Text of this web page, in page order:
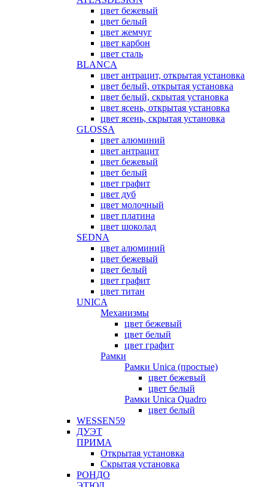
цвет бежевый
цвет белый
цвет жемчуг
цвет карбон
цвет сталь
BLANCA
цвет антрацит, открытая установка
цвет белый, открытая установка
цвет белый, скрытая установка
цвет ясень, открытая установка
цвет ясень, скрытая установка
GLOSSA
цвет алюминий
цвет антрацит
цвет бежевый
цвет белый
цвет графит
цвет дуб
цвет молочный
цвет платина
цвет шоколад
SEDNA
цвет алюминий
цвет бежевый
цвет белый
цвет графит
цвет титан
UNICA
Механизмы
цвет бежевый
цвет белый
цвет графит
Рамки
Рамки Unica (простые)
цвет бежевый
цвет белый
Рамки Unica Quadro
цвет белый
WESSEN59
ДУЭТ
ПРИМА
Открытая установка
Скрытая установка
РОНДО